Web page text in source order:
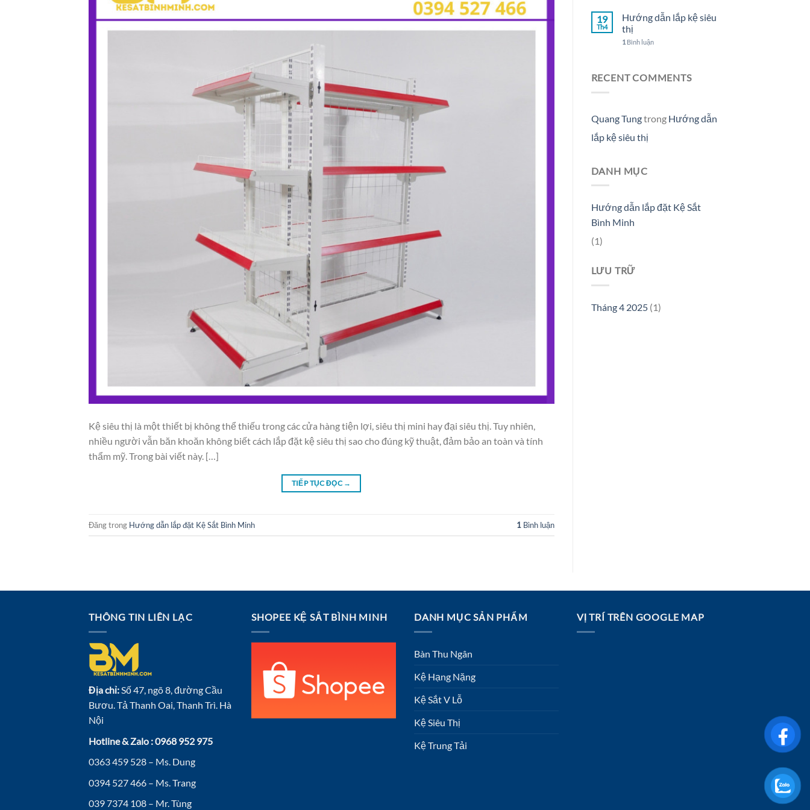
Kệ siêu thị là một thiết bị không thể thiếu trong các cửa hàng tiện lợi, siêu thị mini hay đại siêu thị. Tuy nhiên,
nhiều người vẫn băn khoăn không biết cách lắp đặt kệ siêu thị sao cho đúng kỹ thuật, đảm bảo an toàn và tính
thẩm mỹ. Trong bài viết này. […]
TIẾP TỤC ĐỌC →
Đăng trong Hướng dẫn lắp đặt Kệ Sắt Bình Minh 1Bình luận
19
Th4
Hướng dẫn lắp kệ siêu
thị
1Bình luận
RECENT COMMENTS
Quang Tungtrong Hướng dẫn
lắp kệ siêu thị
DANH MỤC
Hướng dẫn lắp đặt Kệ Sắt
Bình Minh
(1)
LƯU TRỮ
Tháng 4 2025(1)
THÔNG TIN LIÊN LẠC
Địa chỉ:Số 47, ngõ 8, đường Cầu
Bươu. Tả Thanh Oai, Thanh Trì. Hà
Nội
Hotline & Zalo : 0968 952 975
0363 459 528 – Ms. Dung
0394 527 466 – Ms. Trang
039 7374 108 – Mr. Tùng
SHOPEE KỆ SẮT BÌNH MINH DANH MỤC SẢN PHẨM
Bàn Thu Ngân
Kệ Hạng Nặng
Kệ Sắt V Lỗ
Kệ Siêu Thị
Kệ Trung Tải
VỊ TRÍ TRÊN GOOGLE MAP